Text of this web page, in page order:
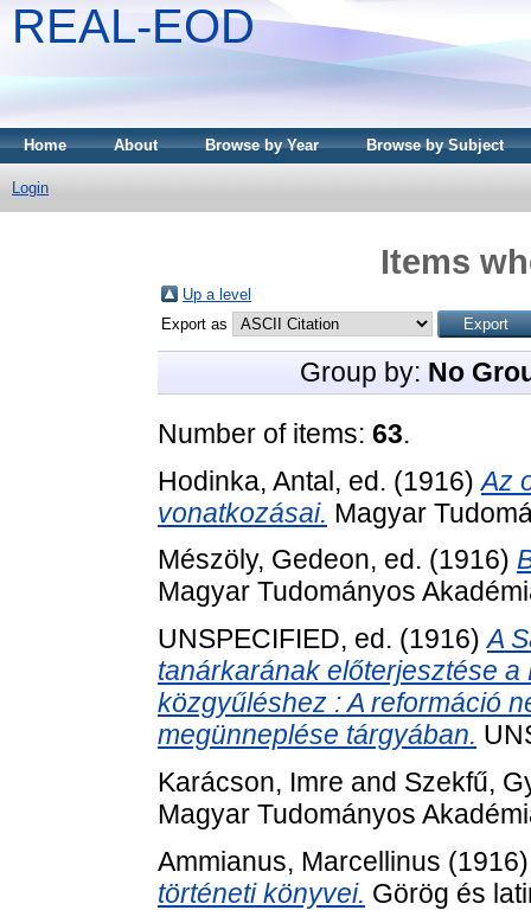
REAL-EOD
Home About Browse by Year Browse by Subject
Login
Items
Up a level
Export as
Group by: No
Number of items: 63.
Hodinka, Antal, ed. (1916)Az
vonatkozásai. Magyar
Mészöly, Gedeon, ed. (1916)
Magyar Tudományos
UNSPECIFIED, ed. (1916)A
tanárkarának előterjesztése
közgyűléshez : A reformáció
megünneplése tárgyában.
Karácson, Imre and Szekfű,
Magyar Tudományos
Ammianus, Marcellinus
történeti könyvei. Görög és